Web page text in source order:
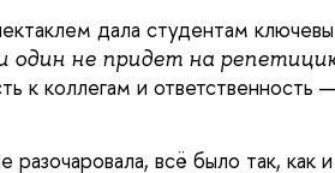
дала студентам
один не придет на
к коллегам и
разочаровала, всё было так,